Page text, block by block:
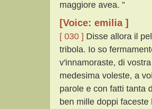
maggiore avea. ”
[Voice: emilia ]
[ 030 ] Disse allora il
tribola. Io so
v'innamoraste, di
medesima voleste, a
parole e con fatti tanta
ben mille doppi